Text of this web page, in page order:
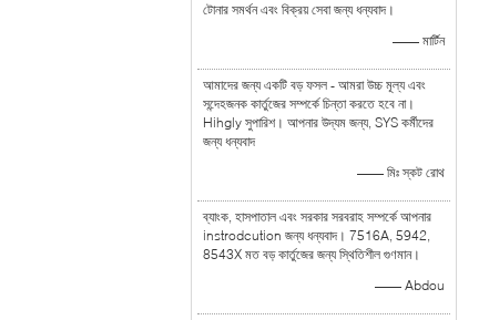
টোনার সমর্থন এবং বিক্রয় সেবা জন্য ধন্যবাদ।
—— মার্টিন
আমাদের জন্য একটি বড় ফসল - আমরা উচ্চ মূল্য এবং
সন্দেহজনক কার্তুজের সম্পর্কে চিন্তা করতে হবে না।
Hihgly সুপারিশ। আপনার উদ্যম জন্য, SYS কর্মীদের
জন্য ধন্যবাদ
—— মিঃ স্কট রোথ
ব্যাংক, হাসপাতাল এবং সরকার সরবরাহ সম্পর্কে আপনার
instrodcution জন্য ধন্যবাদ। 7516A, 5942,
8543X মত বড় কার্তুজের জন্য স্থিতিশীল গুণমান।
—— Abdou